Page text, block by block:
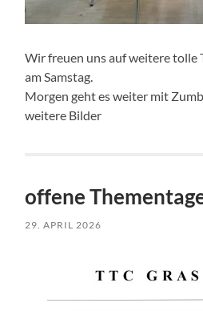
Wir freuen uns auf weitere tolle
am Samstag.
Morgen geht es weiter mit
weitere Bilder
offene
29. APRIL 2026